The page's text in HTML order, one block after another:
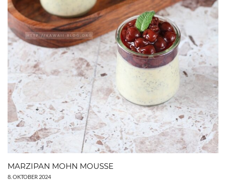
MARZIPAN MOHN MOUSSE
8. OKTOBER 2024